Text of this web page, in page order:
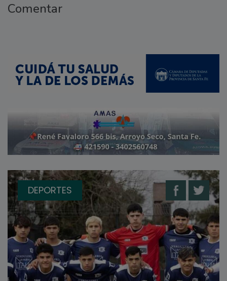
Comentar
DEPORTES